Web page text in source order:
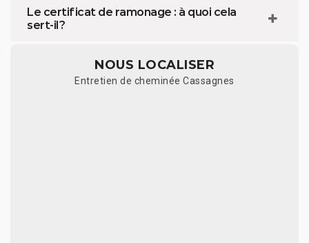
Le certificat de ramonage : à quoi cela
sert-il ?
NOUS LOCALISER
Entretien de cheminée Cassagnes